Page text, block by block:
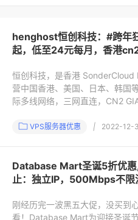
henghost恒创科技：#跨年
起，低至24元每月，香港
恒创科技，是香港
营中国香港、美国、日本、韩国
际多线网络，三网直连，CN2
VPS服务器优惠 | 2022-12-
Database Mart圣诞5折优
止：独立IP，500Mbps不限
刚经历完一波黑五大促，没买到
看！Database Mart为迎接圣诞